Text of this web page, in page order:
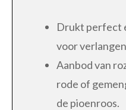
Drukt perfect
voor
Aanbod van
rode of
de pioenroos.